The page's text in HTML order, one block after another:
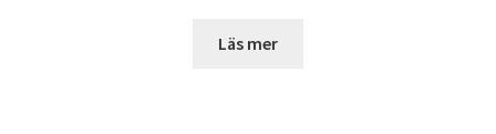
Läs mer